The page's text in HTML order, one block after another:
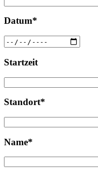
Datum*
Startzeit
Standort*
Name*